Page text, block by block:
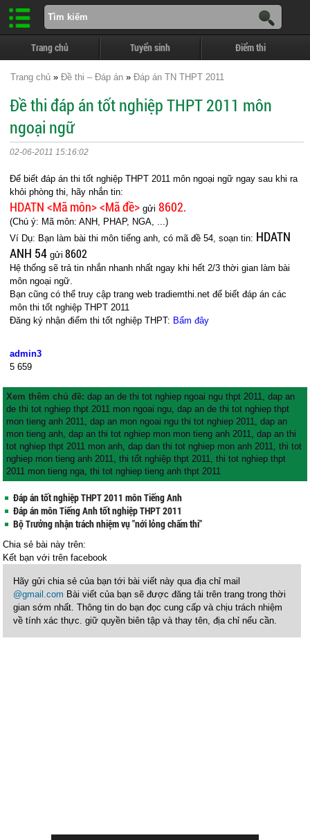
Trang chủ Tuyển sinh Điểm thi
Trang chủ » Đề thi – Đáp án » Đáp án TN THPT 2011
Đề thi đáp án tốt nghiệp THPT 2011 môn
ngoại ngữ
02-06-2011 15:16:02
Để biết đáp án thi tốt nghiệp THPT 2011 môn ngoại ngữ ngay sau khi ra
khỏi phòng thi, hãy nhắn tin:
HDATN <Mã môn> <Mã đề>gửi 8602.
(Chú ý: Mã môn: ANH, PHAP, NGA, ...)
Ví Dụ: Bạn làm bài thi môn tiếng anh, có mã đề 54, soạn tin: HDATN
ANH 54 gửi 8602
Hệ thống sẽ trả tin nhắn nhanh nhất ngay khi hết 2/3 thời gian làm bài
môn ngoại ngữ.
Bạn cũng có thể truy cập trang web tradiemthi.net để biết đáp án các
môn thi tốt nghiệp THPT 2011
Đăng ký nhận điểm thi tốt nghiệp THPT: Bấm đây
admin3
5 659
Xem thêm chủ đề:dap an de thi tot nghiep ngoai ngu thpt 2011,dap an
de thi tot nghiep thpt 2011 mon ngoai ngu,dap an de thi tot nghiep thpt
mon tieng anh 2011,dap an mon ngoai ngu thi tot nghiep 2011,dap an
mon tieng anh,dap an thi tot nghiep mon mon tieng anh 2011,dap an thi
tot nghiep thpt 2011 mon anh,dap dan thi tot nghiep mon anh 2011,thi tot
nghiep mon tieng anh 2011,thi tốt nghiệp thpt 2011,thi tot nghiep thpt
2011 mon tieng nga,thi tot nghiep tieng anh thpt 2011
Đáp án tốt nghiệp THPT 2011 môn Tiếng Anh
Đáp án môn Tiếng Anh tốt nghiệp THPT 2011
Bộ Trưởng nhận trách nhiệm vụ "nới lỏng chấm thi"
Chia sẻ bài này trên:
Kết bạn vớitrên facebook
Hãy gửi chia sẻ của bạn tới bài viết này qua địa chỉ mail
@gmail.com Bài viết của bạn sẽ được đăng tải trên trang trong thời
gian sớm nhất. Thông tin do bạn đọc cung cấp và chịu trách nhiệm
về tính xác thực. giữ quyền biên tập và thay tên, địa chỉ nếu cần.